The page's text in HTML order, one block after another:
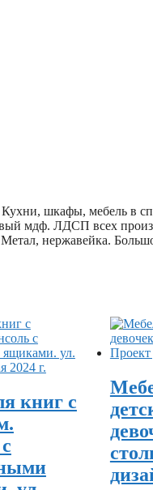
шкафы, мебель в
мдф. ЛДСП всех
нержавейка.
книг с